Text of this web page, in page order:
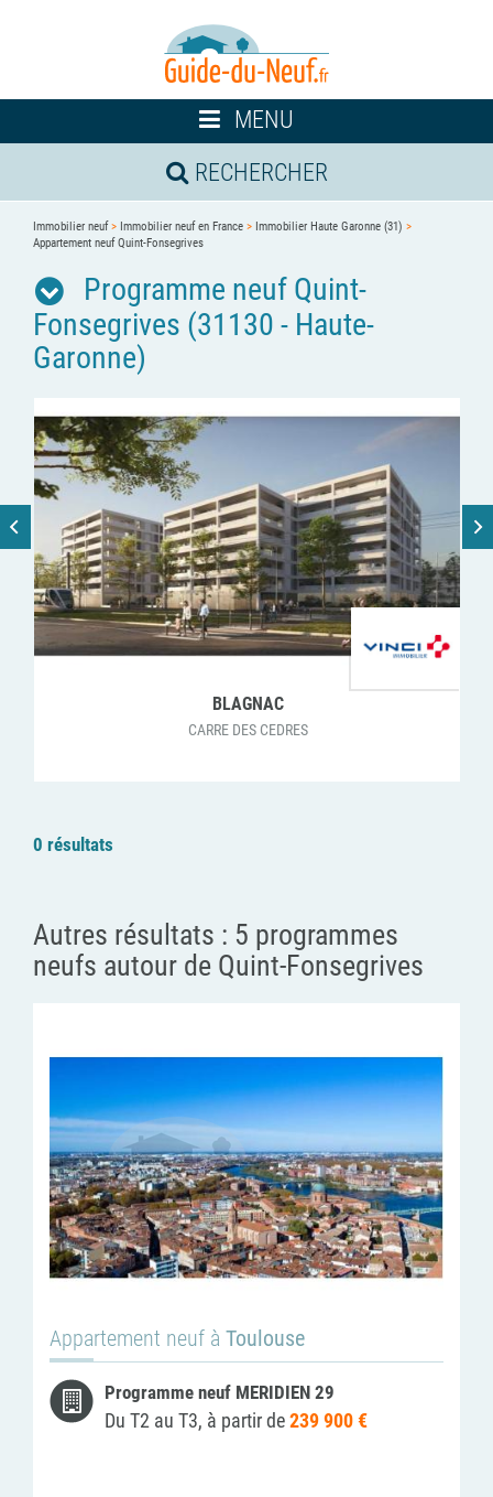
Toggle
navigation
MENU
RECHERCHER
Immobilier neuf> Immobilier neuf en France > Immobilier Haute Garonne (31) >
Appartement neuf Quint-Fonsegrives
Programme neuf Quint-
Fonsegrives (31130 - Haute-
Garonne)
BLAGNAC
CARRE DES CEDRES
0 résultats
Autres résultats : 5 programmes
neufs autour de Quint-Fonsegrives
Appartement neuf à Toulouse
Programme neuf MERIDIEN 29
Du T2 au T3, à partir de239 900 €